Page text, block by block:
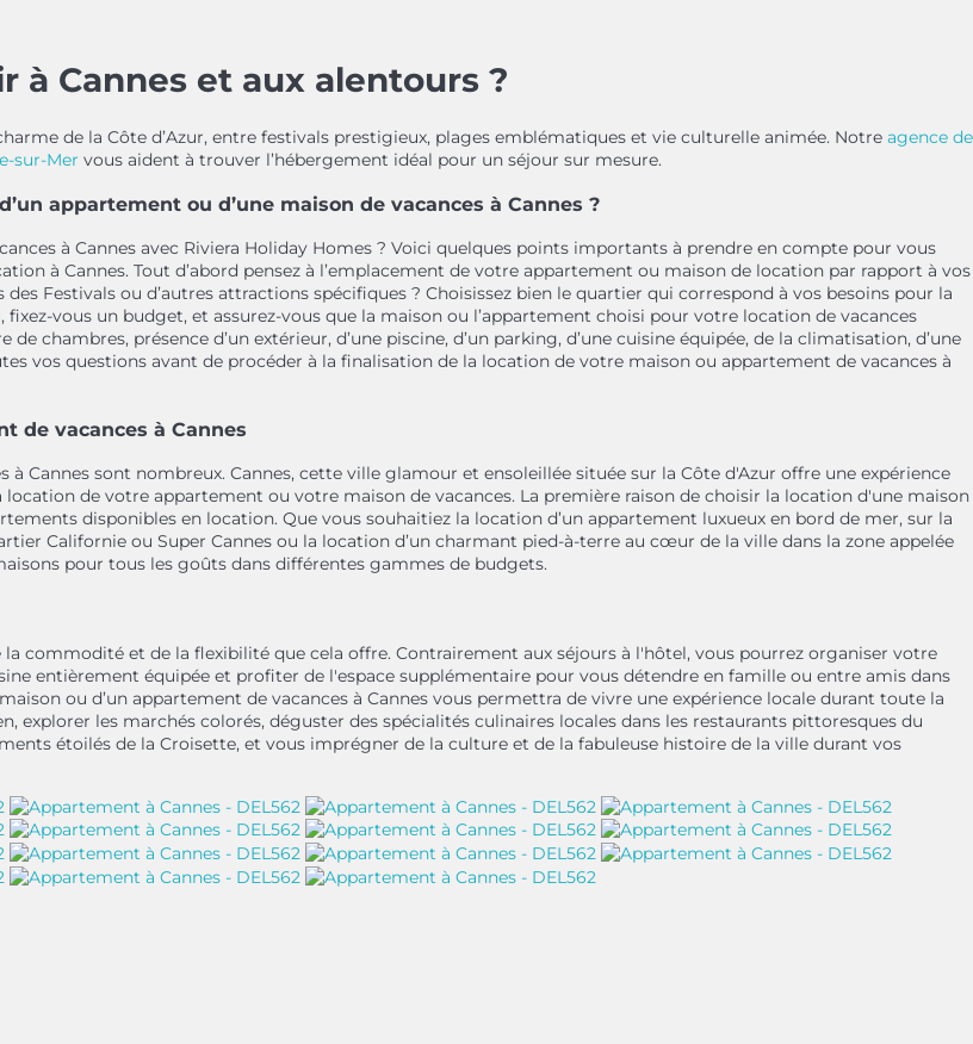
à Cannes et aux alentours ?
de la Côte d’Azur, entre festivals prestigieux, plages emblématiques et vie culturelle animée. Notre agence de
sur-Mer vous aident à trouver l’hébergement idéal pour un séjour sur mesure.
appartement ou d’une maison de vacances à Cannes ?
à Cannes avec Riviera Holiday Homes ? Voici quelques points importants à prendre en compte pour vous
à Cannes. Tout d’abord pensez à l’emplacement de votre appartement ou maison de location par rapport à vos
Festivals ou d’autres attractions spécifiques ? Choisissez bien le quartier qui correspond à vos besoins pour la
vous un budget, et assurez-vous que la maison ou l’appartement choisi pour votre location de vacances
chambres, présence d’un extérieur, d’une piscine, d’un parking, d’une cuisine équipée, de la climatisation, d’une
vos questions avant de procéder à la finalisation de la location de votre maison ou appartement de vacances à
de vacances à Cannes
Cannes sont nombreux. Cannes, cette ville glamour et ensoleillée située sur la Côte d'Azur offre une expérience
de votre appartement ou votre maison de vacances. La première raison de choisir la location d'une maison
disponibles en location. Que vous souhaitiez la location d’un appartement luxueux en bord de mer, sur la
Californie ou Super Cannes ou la location d’un charmant pied-à-terre au cœur de la ville dans la zone appelée
pour tous les goûts dans différentes gammes de budgets.
commodité et de la flexibilité que cela offre. Contrairement aux séjours à l'hôtel, vous pourrez organiser votre
entièrement équipée et profiter de l'espace supplémentaire pour vous détendre en famille ou entre amis dans
ou d’un appartement de vacances à Cannes vous permettra de vivre une expérience locale durant toute la
explorer les marchés colorés, déguster des spécialités culinaires locales dans les restaurants pittoresques du
étoilés de la Croisette, et vous imprégner de la culture et de la fabuleuse histoire de la ville durant vos